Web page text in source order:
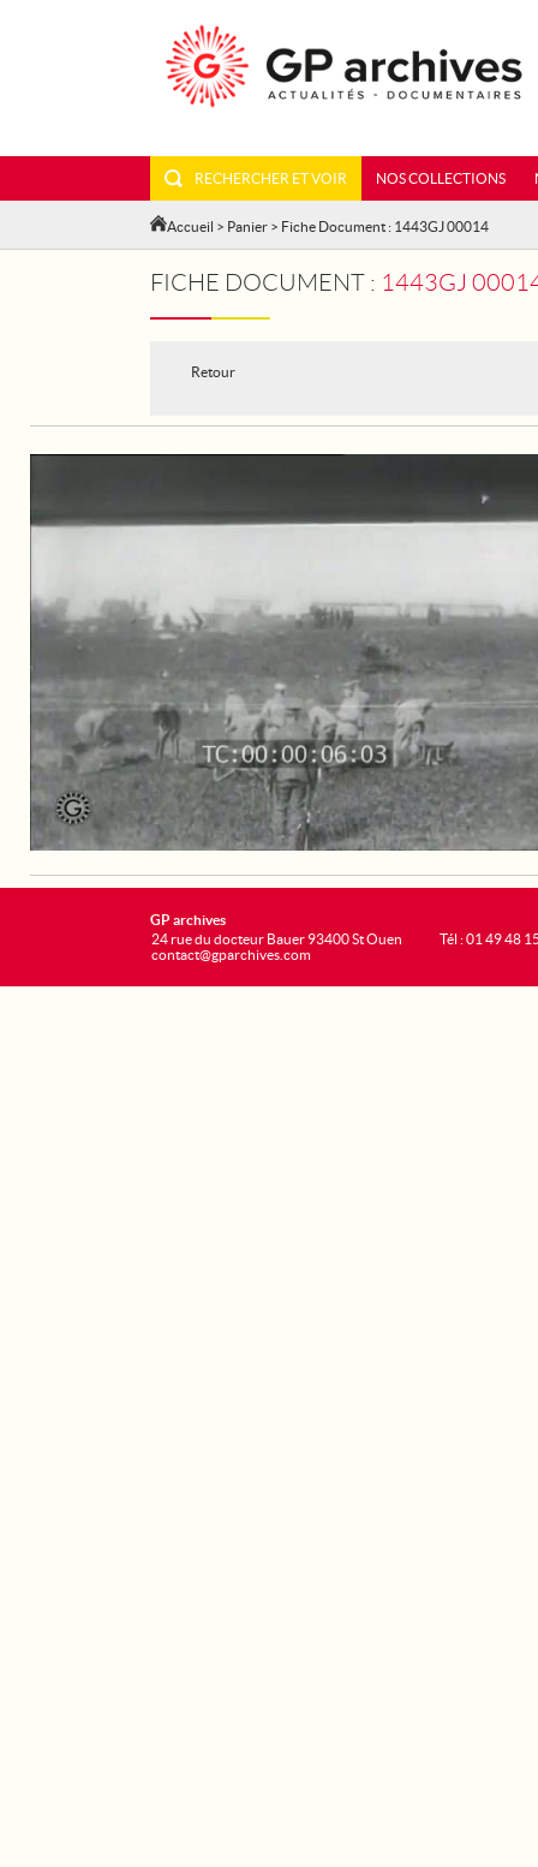
RECHERCHER ET VOIR NOS COLLECTIONS
Accueil > Panier > Fiche Document : 1443GJ 00014
FICHE DOCUMENT : 1443GJ
Retour
GP archives
24 rue du docteur Bauer 93400 St Ouen
contact@gparchives.com
Tél : 01 49 48